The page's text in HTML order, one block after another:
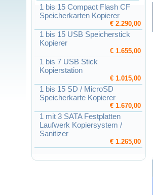
1 bis 15 Compact Flash CF
Speicherkarten Kopierer
€ 2.290,00
1 bis 15 USB Speicherstick
Kopierer
€ 1.655,00
1 bis 7 USB Stick
Kopierstation
€ 1.015,00
1 bis 15 SD / MicroSD
Speicherkarte Kopierer
€ 1.670,00
1 mit 3 SATA Festplatten
Laufwerk Kopiersystem /
Sanitizer
€ 1.265,00